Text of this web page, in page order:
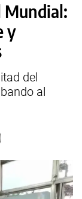
Mundial:
y
del
al